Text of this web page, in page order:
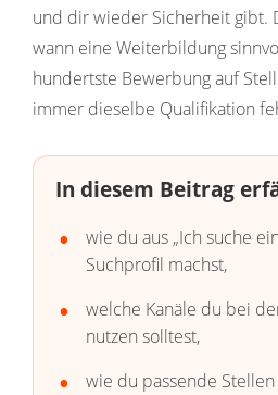
und dir wieder Sicherheit gibt.
wann eine Weiterbildung
hundertste Bewerbung auf
immer dieselbe Qualifikation
In diesem Beitrag
wie du aus „Ich suche
Suchprofil machst,
welche Kanäle du bei
nutzen solltest,
wie du passende Stellen